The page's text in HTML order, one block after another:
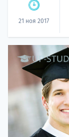
21 ноя 2017